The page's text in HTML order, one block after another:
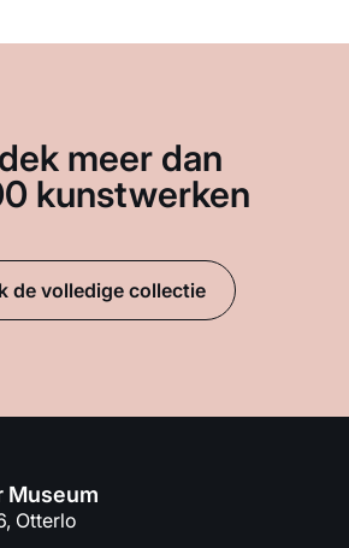
meer dan
kunstwerken
de volledige collectie
Museum
Otterlo